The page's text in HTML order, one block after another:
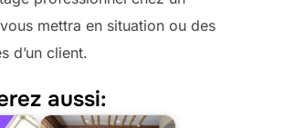
mettra en situation ou des
d’un client.
aussi: